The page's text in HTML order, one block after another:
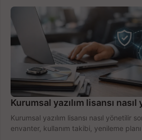
Kurumsal yazılım lisansı
Kurumsal yazılım lisansı nasıl yönetilir
envanter, kullanım takibi, yenileme